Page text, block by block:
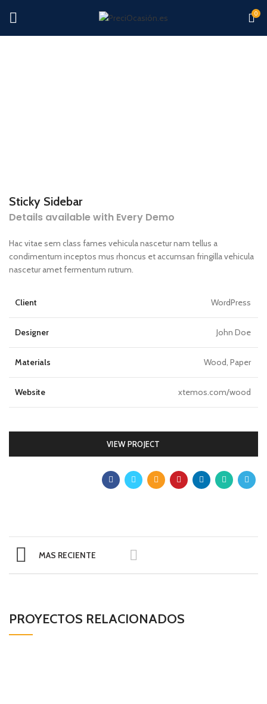
0
Sticky Sidebar
Details available with Every Demo
Hac vitae sem class fames vehicula nascetur nam tellus a
condimentum inceptos mus rhoncus et accumsan fringilla vehicula
nascetur amet fermentum rutrum.
Client WordPress
Designer John Doe
Materials Wood, Paper
Website xtemos.com/wood
VIEW PROJECT
MAS RECIENTE
PROYECTOS RELACIONADOS